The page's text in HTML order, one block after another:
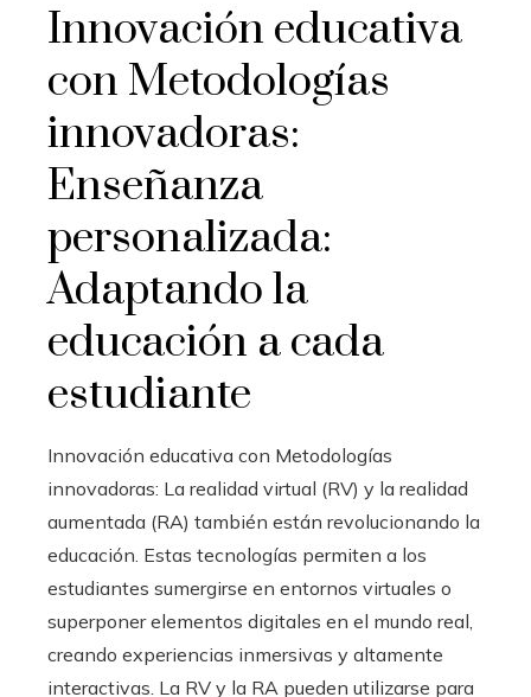
Innovación educativa
con Metodologías
innovadoras:
Enseñanza
personalizada:
Adaptando la
educación a cada
estudiante
Innovación educativa con Metodologías
innovadoras: La realidad virtual (RV) y la realidad
aumentada (RA) también están revolucionando la
educación. Estas tecnologías permiten a los
estudiantes sumergirse en entornos virtuales o
superponer elementos digitales en el mundo real,
creando experiencias inmersivas y altamente
interactivas. La RV y la RA pueden utilizarse para